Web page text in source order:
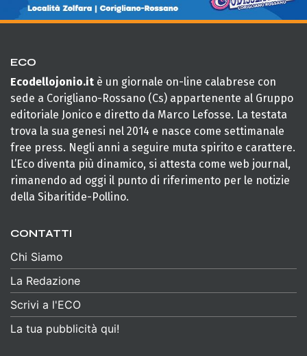
ECO
Ecodellojonio.it è un giornale on-line calabrese con
sede a Corigliano-Rossano (Cs) appartenente al Gruppo
editoriale Jonico e diretto da Marco Lefosse. La testata
trova la sua genesi nel 2014 e nasce come settimanale
free press. Negli anni a seguire muta spirito e carattere.
L’Eco diventa più dinamico, si attesta come web journal,
rimanendo ad oggi il punto di riferimento per le notizie
della Sibaritide-Pollino.
CONTATTI
Chi Siamo
La Redazione
Scrivi a l'ECO
La tua pubblicità qui!